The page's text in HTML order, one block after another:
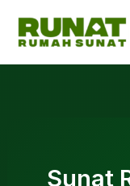
Sunat